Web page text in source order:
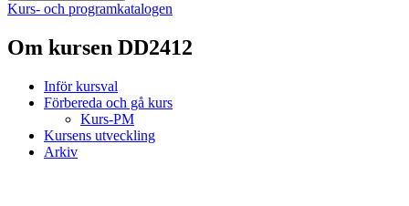
Kurs- och programkatalogen
Om kursen DD2412
Inför kursval
Förbereda och gå kurs
Kurs-PM
Kursens utveckling
Arkiv